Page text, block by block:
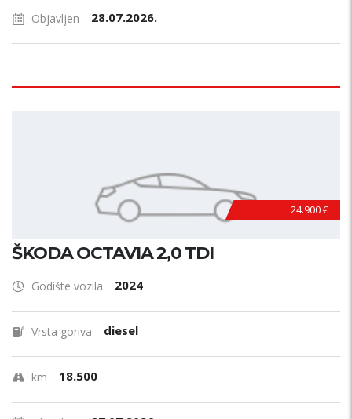
Objavljen 28.07.2026.
24.900 €
ŠKODA OCTAVIA 2,0 TDI
Godište vozila 2024
Vrsta goriva diesel
km 18.500